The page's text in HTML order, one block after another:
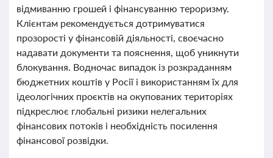
відмиванню грошей і фінансуванню тероризму.
Клієнтам рекомендується дотримуватися
прозорості у фінансовій діяльності, своєчасно
надавати документи та пояснення, щоб уникнути
блокування. Водночас випадок із розкраданням
бюджетних коштів у Росії і використанням їх для
ідеологічних проєктів на окупованих територіях
підкреслює глобальні ризики нелегальних
фінансових потоків і необхідність посилення
фінансової розвідки.